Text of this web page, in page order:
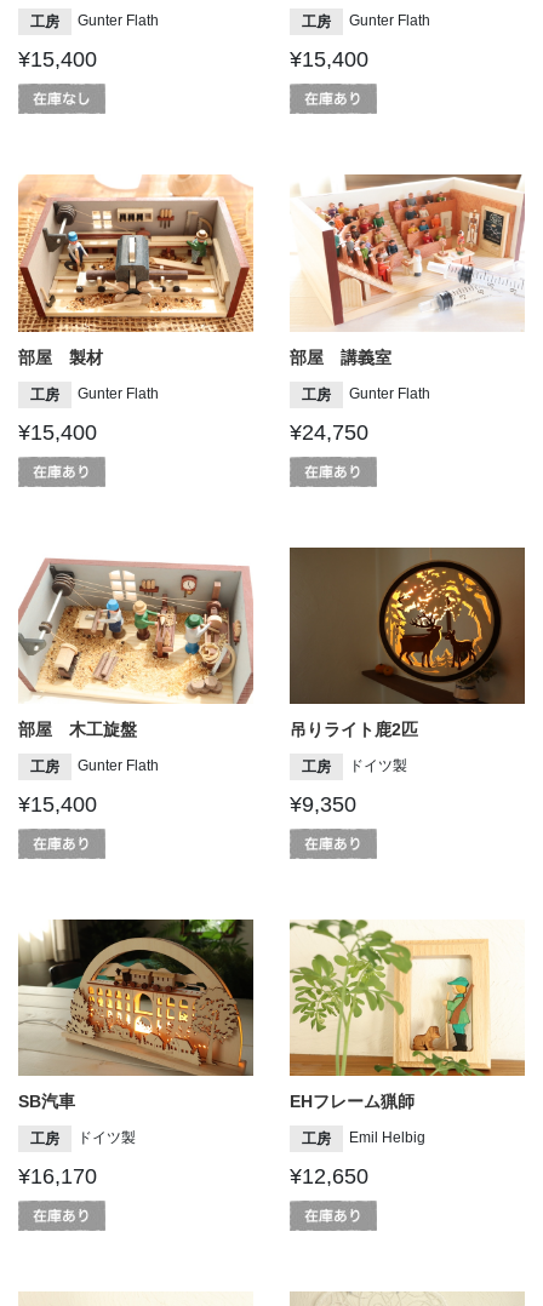
工房 Gunter Flath
¥15,400
工房 Gunter Flath
¥15,400
部屋 製材
工房 Gunter Flath
¥15,400
部屋 講義室
工房 Gunter Flath
¥24,750
部屋 木工旋盤
工房 Gunter Flath
¥15,400
吊りライト鹿2匹
工房 ドイツ製
¥9,350
SB汽車
工房 ドイツ製
¥16,170
EHフレーム猟師
工房 Emil Helbig
¥12,650